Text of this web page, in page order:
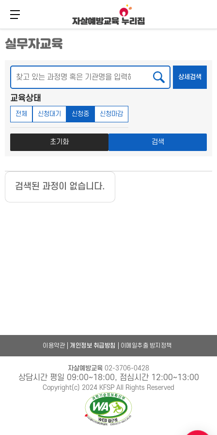
주
메
뉴
본
문
바
메뉴 버튼
실무자교육
검색
상세검색
교육상태
전체 신청대기 신청중 신청마감
초기화 검색
검색된 과정이 없습니다.
이용약관 개인정보 취급방침 이메일추출 방지정책
자살예방교육 02-3706-0428
상담시간 평일 09:00~18:00, 점심시간 12:00~13:00
Copyright(c) 2024 KFSP All Rights Reserved